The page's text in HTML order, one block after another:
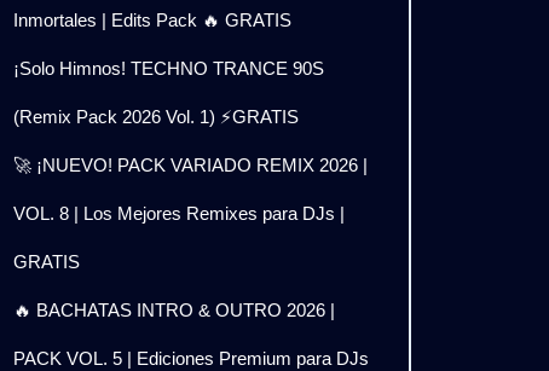
Inmortales | Edits Pack 🔥 GRATIS
¡Solo Himnos! TECHNO TRANCE 90S
(Remix Pack 2026 Vol. 1) ⚡GRATIS
🚀 ¡NUEVO! PACK VARIADO REMIX 2026 |
VOL. 8 | Los Mejores Remixes para DJs |
GRATIS
🔥 BACHATAS INTRO & OUTRO 2026 |
PACK VOL. 5 | Ediciones Premium para DJs